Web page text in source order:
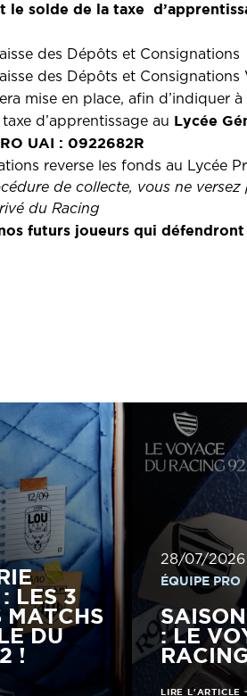
le solde de la taxe
des Dépôts et Consignations
des Dépôts et Consignations
mise en place, afin d’indiquer
d’apprentissage au Lycée
UAI : 0922682R
reverse les fonds au Lycée
de collecte, vous ne
du Racing
futurs joueurs qui
LES 3
MATCHS
DU
!
28/07/2026
ÉQUIPE PRO
: LE
LIRE L'ARTICLE